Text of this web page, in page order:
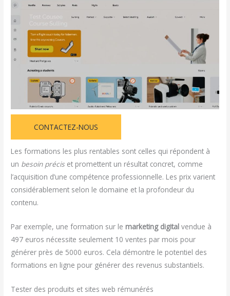
CONTACTEZ-NOUS
Les formations les plus rentables sont celles qui répondent à
un besoin préciset promettent un résultat concret, comme
l’acquisition d’une compétence professionnelle. Les prix varient
considérablement selon le domaine et la profondeur du
contenu.
Par exemple, une formation sur le marketing digital vendue à
497 euros nécessite seulement 10 ventes par mois pour
générer près de 5000 euros. Cela démontre le potentiel des
formations en ligne pour générer des revenus substantiels.
Tester des produits et sites web rémunérés